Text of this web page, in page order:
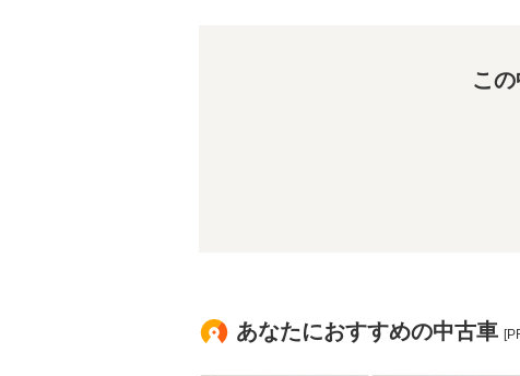
こ
あなたにおすすめの中古車